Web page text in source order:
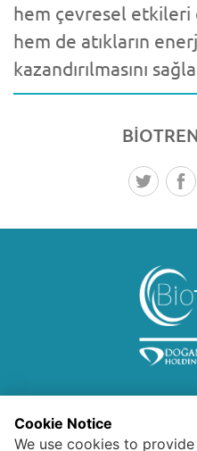
hem çevresel etkileri
hem de atıkların
kazandırılmasını
Cookie Notice
We use cookies to